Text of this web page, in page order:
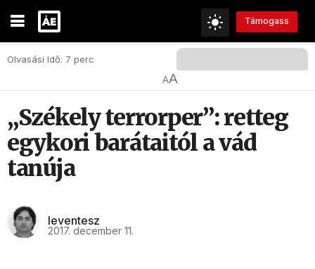
Támogass
Olvasási Idő: 7 perc
AA
„Székely terrorper”: retteg
egykori barátaitól a vád
tanúja
leventesz
2017. december 11.